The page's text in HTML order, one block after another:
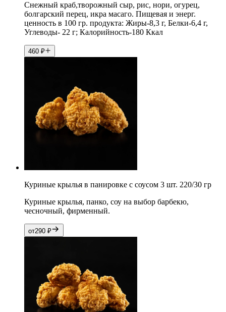
Снежный краб,творожный сыр, рис, нори, огурец,
болгарский перец, икра масаго. Пищевая и энерг.
ценность в 100 гр. продукта: Жиры-8,3 г, Белки-6,4 г,
Углеводы- 22 г; Калорийность-180 Ккал
460 ₽
Куриные крылья в панировке с соусом 3 шт. 220/30 гр
Куриные крылья, панко, соу на выбор барбекю,
чесночный, фирменный.
от290 ₽